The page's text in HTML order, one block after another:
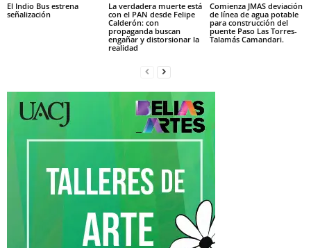
El Indio Bus estrena
señalización
La verdadera muerte está
con el PAN desde Felipe
Calderón: con
propaganda buscan
engañar y distorsionar la
realidad
Comienza JMAS deviación
de línea de agua potable
para construcción del
puente Paso Las Torres-
Talamás Camandari.